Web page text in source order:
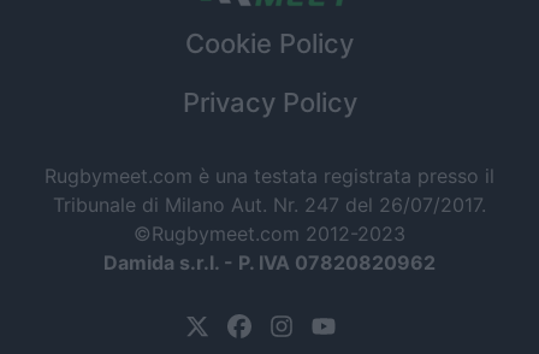
Cookie Policy
Privacy Policy
Rugbymeet.com è una testata registrata presso il
Tribunale di Milano Aut. Nr. 247 del 26/07/2017.
©Rugbymeet.com 2012-2023
Damida s.r.l. - P. IVA 07820820962